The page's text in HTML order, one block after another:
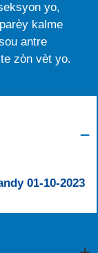
yo,
kalme
antre
zòn vèt yo.
01-10-2023